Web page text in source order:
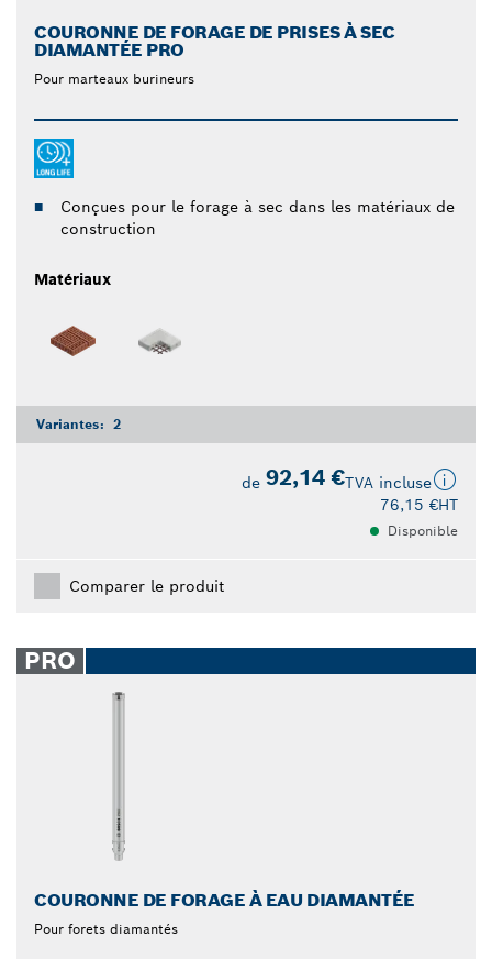
COURONNE DE FORAGE DE PRISES À SEC
DIAMANTÉE PRO
Pour marteaux burineurs
Conçues pour le forage à sec dans les matériaux de
construction
Matériaux
Variantes: 2
de 92,14 €TVA incluse
76,15 €HT
Disponible
Comparer le produit
PRO
COURONNE DE FORAGE À EAU DIAMANTÉE
Pour forets diamantés